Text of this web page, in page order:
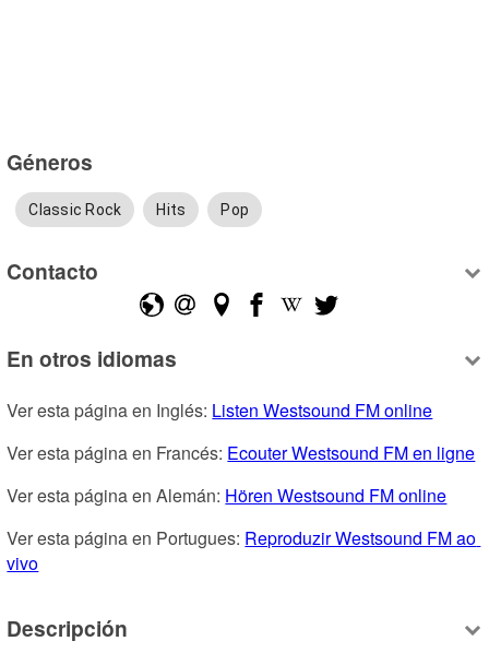
Géneros
Classic Rock Hits Pop
Contacto
En otros idiomas
Ver esta página en Inglés: Listen Westsound FM online
Ver esta página en Francés: Ecouter Westsound FM en ligne
Ver esta página en Alemán: Hören Westsound FM online
Ver esta página en Portugues: Reproduzir Westsound FM ao
vivo
Descripción